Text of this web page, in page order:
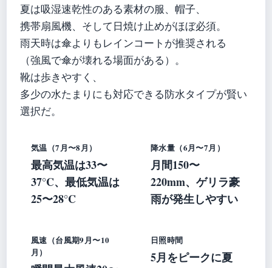
夏は吸湿速乾性のある素材の服、帽子、
携帯扇風機、そして日焼け止めがほぼ必須。
雨天時は傘よりもレインコートが推奨される
（強風で傘が壊れる場面がある）。
靴は歩きやすく、
多少の水たまりにも対応できる防水タイプが賢い
選択だ。
気温（7月〜8月）
最高気温は33〜
37°C、最低気温は
25〜28°C
降水量（6月〜7月）
月間150〜
220mm、ゲリラ豪
雨が発生しやすい
風速（台風期9月〜10
月）
日照時間
5月をピークに夏